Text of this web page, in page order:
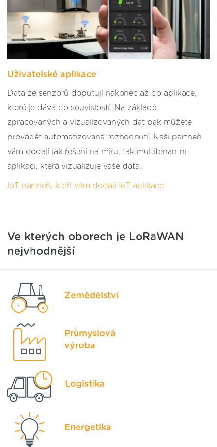
Uživatelské aplikace
Data ze senzorů doputují nakonec až do aplikace,
které je dává do souvislostí. Na základě
zpracovaných a vizualizovaných dat pak můžete
provádět automatizovaná rozhodnutí. Naši partneři
vám dodají jak řešení na míru, tak multitenantní
aplikaci, která vizualizuje vaše data.
IoT partneři, kteří vám dodají IoT aplikace
Ve kterých oborech je LoRaWAN
nejvhodnější
Zemědělství
Průmyslová
výroba
Logistika
Energetika